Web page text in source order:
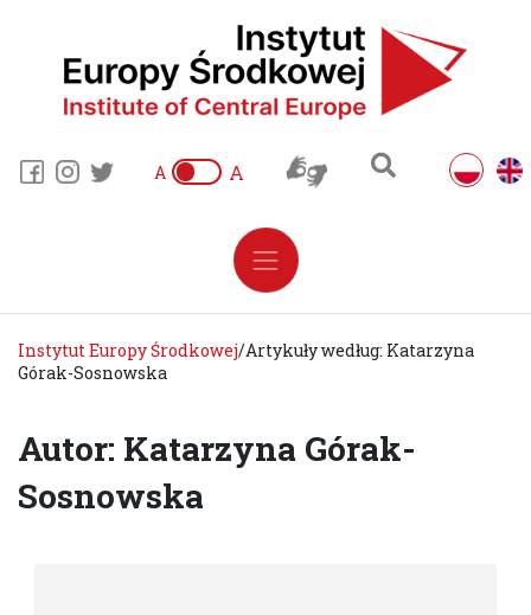
A A
Instytut Europy Środkowej/Artykuły według: Katarzyna
Górak-Sosnowska
Autor: Katarzyna Górak-
Sosnowska